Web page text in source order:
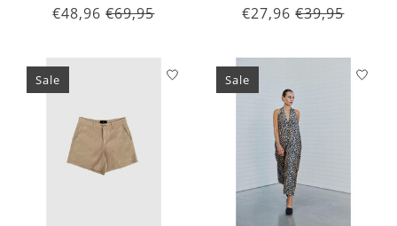
€48,96 €69,95
€27,96 €39,95
Sale Sale